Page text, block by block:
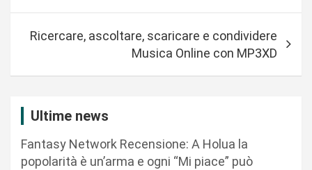
a
Ricercare, ascoltare, scaricare e condividere
Musica Online con MP3XD
Ultime news
Fantasy Network Recensione: A Holua la
popolarità è un’arma e ogni “Mi piace” può